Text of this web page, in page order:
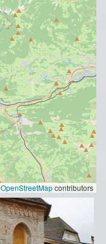
OpenStreetMapcontributors